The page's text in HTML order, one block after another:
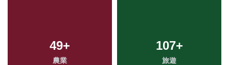
49+
農業
107+
旅遊